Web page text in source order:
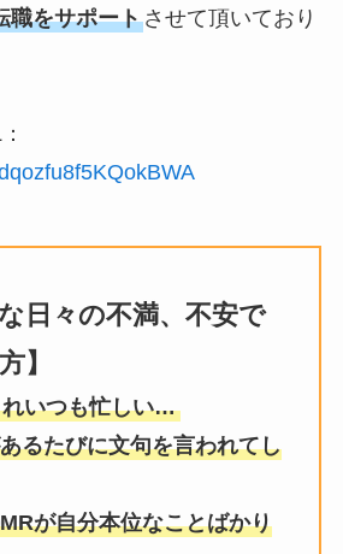
職をサポートさせて頂いており
日々の不満、不安で
】
いつも忙しい…
るたびに文句を言われてし
が自分本位なことばかり